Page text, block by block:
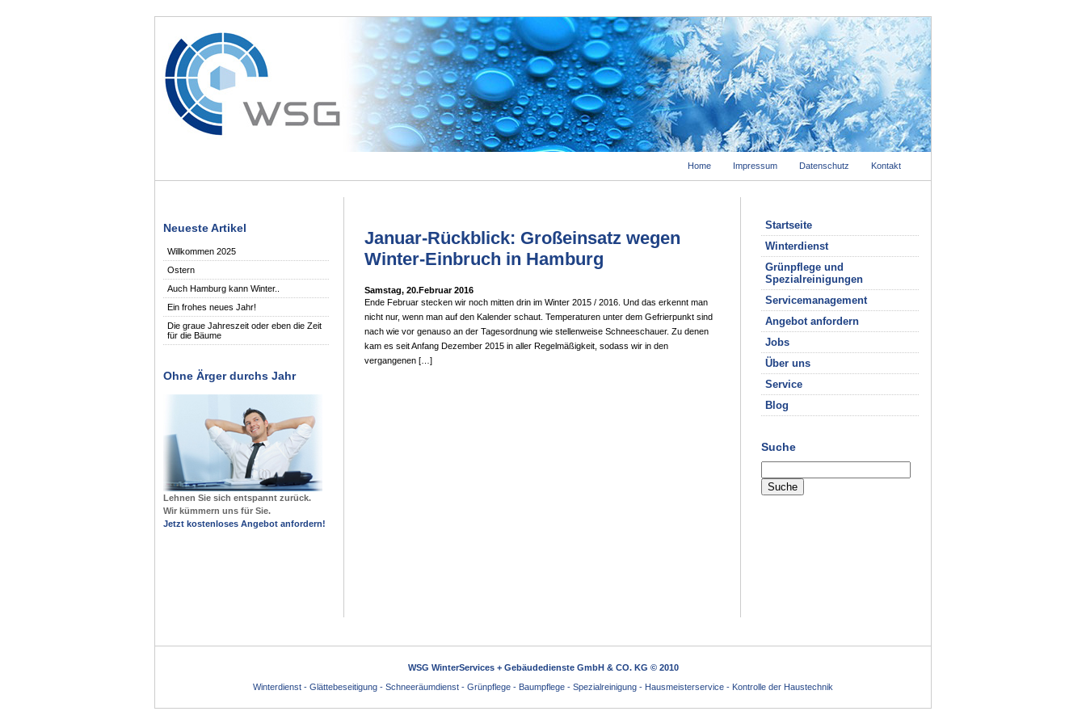
Home Impressum Datenschutz Kontakt
Neueste Artikel
Willkommen 2025
Ostern
Auch Hamburg kann Winter..
Ein frohes neues Jahr!
Die graue Jahreszeit oder eben die Zeit
für die Bäume
Ohne Ärger durchs Jahr
Lehnen Sie sich entspannt zurück.
Wir kümmern uns für Sie.
Jetzt kostenloses Angebot anfordern!
Startseite
Winterdienst
Grünpflege und
Spezialreinigungen
Servicemanagement
Angebot anfordern
Jobs
Über uns
Service
Blog
Suche
Januar-Rückblick: Großeinsatz wegen
Winter-Einbruch in Hamburg
Samstag, 20.Februar 2016
Ende Februar stecken wir noch mitten drin im Winter 2015 / 2016. Und das erkennt man
nicht nur, wenn man auf den Kalender schaut. Temperaturen unter dem Gefrierpunkt sind
nach wie vor genauso an der Tagesordnung wie stellenweise Schneeschauer. Zu denen
kam es seit Anfang Dezember 2015 in aller Regelmäßigkeit, sodass wir in den
vergangenen […]
WSG WinterServices + Gebäudedienste GmbH & CO. KG © 2010
Winterdienst - Glättebeseitigung - Schneeräumdienst - Grünpflege - Baumpflege - Spezialreinigung - Hausmeisterservice - Kontrolle der Haustechnik